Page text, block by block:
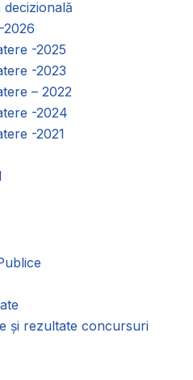
2026
-2025
-2023
– 2022
-2024
-2021
și rezultate concursuri